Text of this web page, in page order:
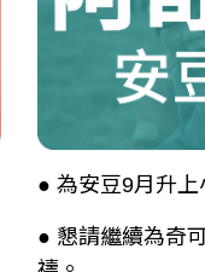
● 為安豆9月升上
● 懇請繼續為奇